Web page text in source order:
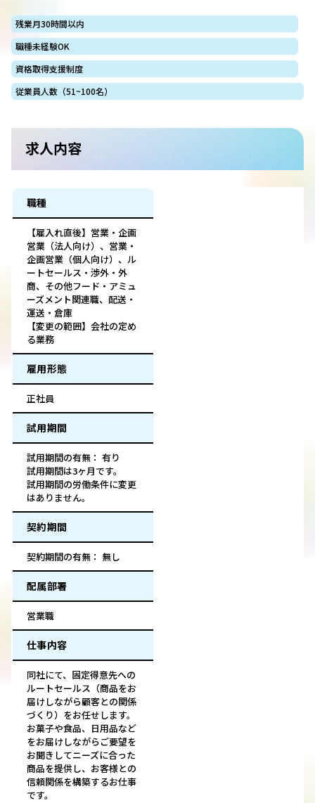
残業月30時間以内
職種未経験OK
資格取得支援制度
従業員人数（51~100名）
求人内容
職種
【雇入れ直後】営業・企画
営業（法人向け）、営業・
企画営業（個人向け）、ル
ートセールス・渉外・外
商、その他フード・アミュ
ーズメント関連職、配送・
運送・倉庫
【変更の範囲】会社の定め
る業務
雇用形態
正社員
試用期間
試用期間の有無： 有り
試用期間は3ヶ月です。
試用期間の労働条件に変更
はありません。
契約期間
契約期間の有無： 無し
配属部署
営業職
仕事内容
同社にて、固定得意先への
ルートセールス（商品をお
届けしながら顧客との関係
づくり）をお任せします。
お菓子や食品、日用品など
をお届けしながらご要望を
お聞きしてニーズに合った
商品を提供し、お客様との
信頼関係を構築するお仕事
です。